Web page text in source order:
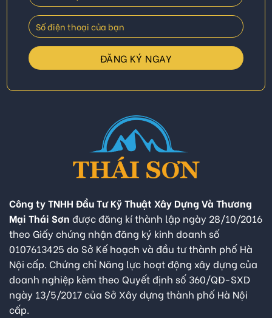
Công ty TNHH Đầu Tư Kỹ Thuật Xây Dựng Và Thương
Mại Thái Sơn được đăng kí thành lập ngày 28/10/2016
theo Giấy chứng nhận đăng ký kinh doanh số
0107613425 do Sở Kế hoạch và đầu tư thành phố Hà
Nội cấp. Chứng chỉ Năng lực hoạt động xây dựng của
doanh nghiệp kèm theo Quyết định số 360/QĐ-SXD
ngày 13/5/2017 của Sở Xây dựng thành phố Hà Nội
cấp.